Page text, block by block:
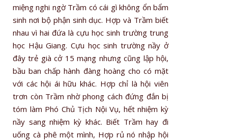
miệng nghi ngờ Trầm có cái gì không ổn bẩm
sinh nơi bộ phận sinh dục. Hợp và Trầm biết
nhau vì hai đứa là cựu học sinh trường trung
học Hậu Giang. Cựu học sinh trường nầy ở
đây trẻ già cở 15 mạng nhưng cũng lập hội,
bầu ban chấp hành đàng hoàng cho có mặt
với các hội ái hữu khác. Hợp chỉ là hội viên
trơn còn Trầm nhờ phong cách đứng đắn bị
tóm làm Phó Chủ Tịch Nội Vụ, hết nhiệm kỳ
nầy sang nhiệm kỳ khác. Biết Trầm hay đi
uống cà phê một mình, Hợp rủ nó nhập hội